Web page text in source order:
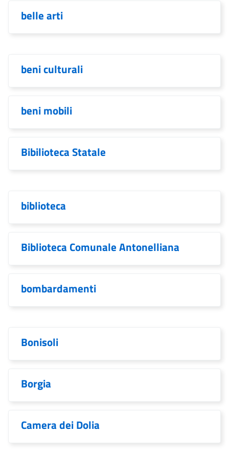
belle arti
beni culturali
beni mobili
Bibilioteca Statale
biblioteca
Biblioteca Comunale Antonelliana
bombardamenti
Bonisoli
Borgia
Camera dei Dolia